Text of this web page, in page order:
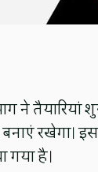
ने
बनाएं
गया है।